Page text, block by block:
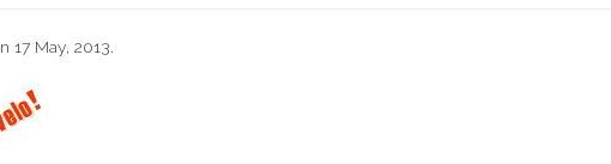
17 May, 2013.